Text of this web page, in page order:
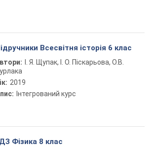
Всесвітня історія 6 клас
І. Я. Щупак, І. О. Піскарьова, О.В.
2019
Інтегрований курс
Фізика 8 клас